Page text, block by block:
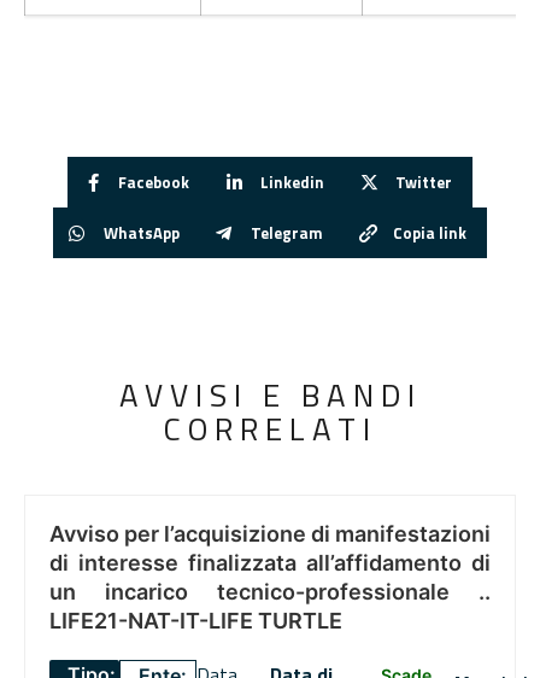
Facebook Linkedin Twitter
WhatsApp Telegram Copia link
AVVISI E BANDI
CORRELATI
Avviso per l’acquisizione di manifestazioni
di interesse finalizzata all’affidamento di
un incarico tecnico-professionale ..
LIFE21-NAT-IT-LIFE TURTLE